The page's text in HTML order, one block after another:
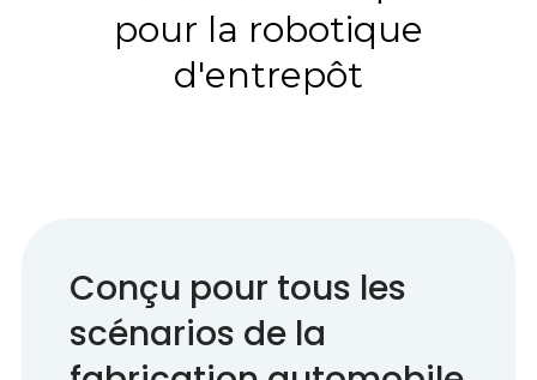
pour la robotique
d'entrepôt
Conçu pour tous les
scénarios de la